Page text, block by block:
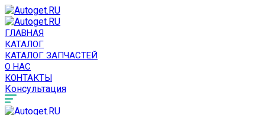
ГЛАВНАЯ
КАТАЛОГ
КАТАЛОГ ЗАПЧАСТЕЙ
О НАС
КОНТАКТЫ
Консультация